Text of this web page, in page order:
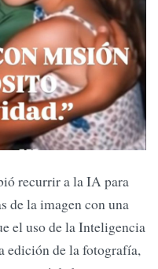
recurrir a la IA para
de la imagen con una
el uso de la Inteligencia
edición de la fotografía,